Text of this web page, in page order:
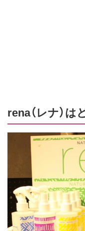
rena（レナ）